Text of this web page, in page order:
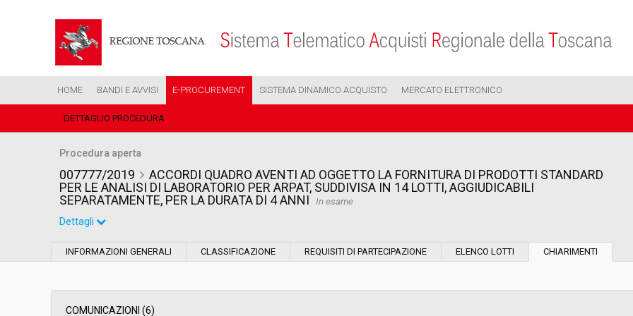
HOME BANDI E AVVISI E-PROCUREMENT SISTEMA DINAMICO ACQUISTO MERCATO ELETTRONICO
DETTAGLIO PROCEDURA
Procedura aperta
007777/2019
ACCORDI QUADRO AVENTI AD OGGETTO LA FORNITURA DI PRODOTTI STANDARD
PER LE ANALISI DI LABORATORIO PER ARPAT, SUDDIVISA IN 14 LOTTI, AGGIUDICABILI
SEPARATAMENTE, PER LA DURATA DI 4 ANNI
In esame
Data pubblicazione:
Dettagli
INFORMAZIONI GENERALI CLASSIFICAZIONE REQUISITI DI PARTECIPAZIONE ELENCO LOTTI CHIARIMENTI
COMUNICAZIONI (6)